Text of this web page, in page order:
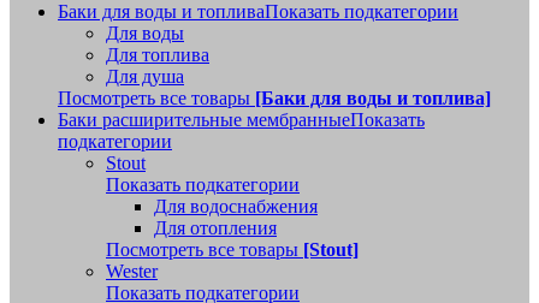
Баки для воды и топливаПоказать подкатегории
Для воды
Для топлива
Для душа
Посмотреть все товары [Баки для воды и топлива]
Баки расширительные мембранныеПоказать
подкатегории
Stout
Показать подкатегории
Для водоснабжения
Для отопления
Посмотреть все товары [Stout]
Wester
Показать подкатегории